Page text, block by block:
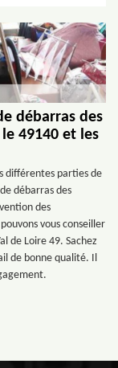
débarras des
49140 et les
différentes parties de
débarras des
des
vous conseiller
de Loire 49. Sachez
de bonne qualité. Il